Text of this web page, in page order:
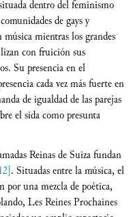
dentro del feminismo
de gays y
música mientras los grandes
con fruición sus
Su presencia en el
cada vez más fuerte en
de igualdad de las parejas
el sida como presunta
Reinas de Suiza fundan
. Situadas entre la música, el
por una mezcla de poética,
Les Reines Prochaines